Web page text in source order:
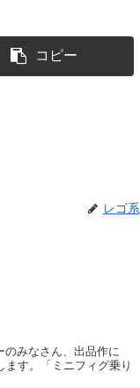
コピー
レゴ系
のみなさん、出品作に
す。「ミニフィグ乗り